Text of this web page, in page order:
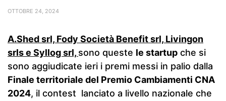
OTTOBRE 24, 2024
A.Shed srl, Fody Società Benefit srl, Livingon
srls e Syllog srl, sono queste le startup che si
sono aggiudicate ieri i premi messi in palio dalla
Finale territoriale del Premio Cambiamenti CNA
2024, il contest lanciato a livello nazionale che